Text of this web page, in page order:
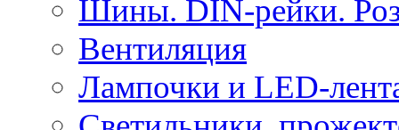
Шины. DIN-рейки.
Вентиляция
Лампочки и LED-